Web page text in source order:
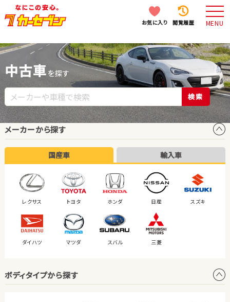
お気に入り 閲覧履歴 MENU
中古車 を探す
検索
メーカーから探す
国産車 輸入車
レクサス トヨタ ホンダ 日産 スズキ
ダイハツ マツダ スバル 三菱
ボディタイプから探す